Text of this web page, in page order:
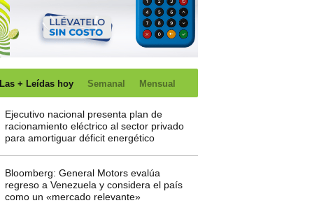
Las + Leídas hoy Semanal Mensual
Ejecutivo nacional presenta plan de
racionamiento eléctrico al sector privado
para amortiguar déficit energético
Bloomberg: General Motors evalúa
regreso a Venezuela y considera el país
como un «mercado relevante»